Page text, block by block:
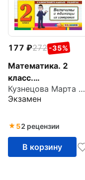
177 272 -35%
Математика. 2
класс.
Самостоятельные
работы. Величины
измерения. ФГОС
Кузнецова Марта Ивановна
Экзамен
52 рецензии
В корзину